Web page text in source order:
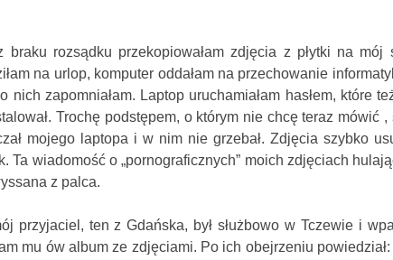
braku rozsądku przekopiowałam zdjęcia z płytki na mój
na urlop, komputer oddałam na przechowanie
nich zapomniałam. Laptop uruchamiałam hasłem, które
Trochę podstępem, o którym nie chcę teraz mówić ,
mojego laptopa i w nim nie grzebał. Zdjęcia szybko
Ta wiadomość o „pornograficznych” moich zdjęciach
z palca.
przyjaciel, ten z Gdańska, był służbowo w Tczewie i
mu ów album ze zdjęciami. Po ich obejrzeniu powiedział: